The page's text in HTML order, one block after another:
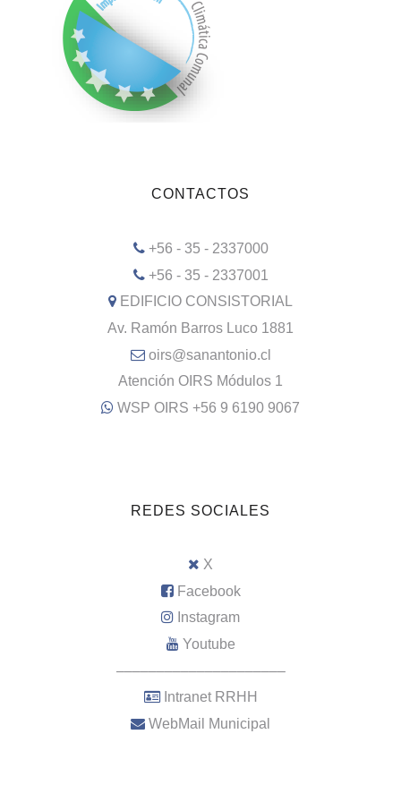
CONTACTOS
+56 - 35 - 2337000
+56 - 35 - 2337001
EDIFICIO CONSISTORIAL
Av. Ramón Barros Luco 1881
oirs@sanantonio.cl
Atención OIRS Módulos 1
WSP OIRS +56 9 6190 9067
REDES SOCIALES
X
Facebook
Instagram
Youtube
–––––––––––––––––––––
Intranet RRHH
WebMail Municipal